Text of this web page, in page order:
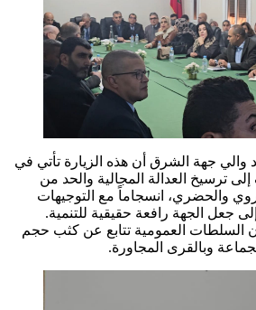
والي جهة الشرق أن هذه الزيارة تأتي في
ترسيخ العدالة المجالية والحد من
والحضري، انسجاماً مع التوجيهات
إلى جعل الجهة رافعة حقيقية للتنمية.
السلطات العمومية تتابع عن كثب حجم
وبالقرى المجاورة.